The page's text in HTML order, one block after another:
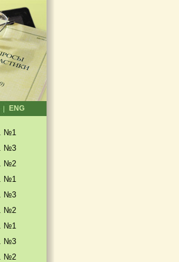
ENG
№1
№3
№2
№1
№3
№2
№1
№3
№2